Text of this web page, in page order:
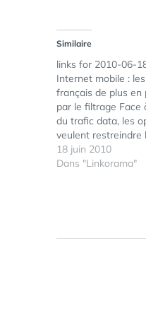
Similaire
links for 2010-06-
Internet mobile :
français de plus en
par le filtrage Face
du trafic data, les
veulent restreindre
sites les plus
ceux de partage
18 juin 2010
Dans "Linkorama"